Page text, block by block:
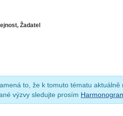
Žadatel
to, že k tomuto tématu aktuálně
výzvy sledujte prosím